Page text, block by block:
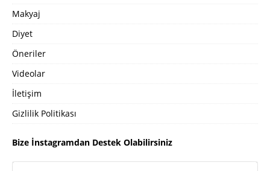
Makyaj
Diyet
Öneriler
Videolar
İletişim
Gizlilik Politikası
Bize İnstagramdan Destek Olabilirsiniz